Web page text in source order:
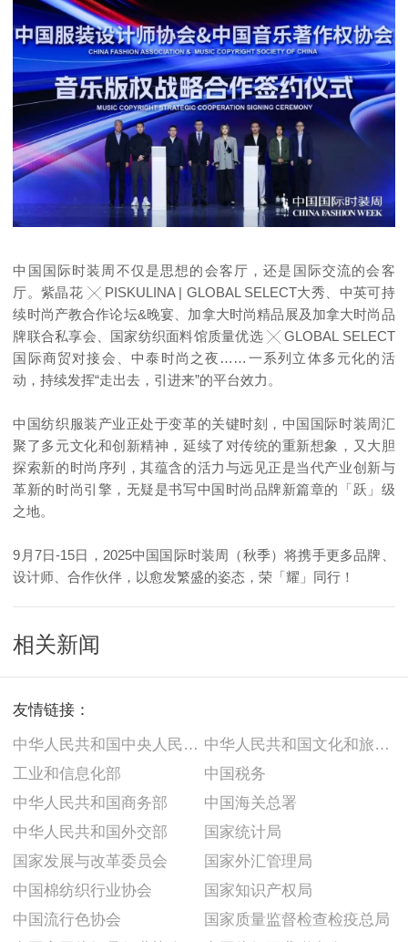
中国国际时装周不仅是思想的会客厅，还是国际交流的会客
厅。紫晶花 ╳ PISKULINA | GLOBAL SELECT大秀、中英可持
续时尚产教合作论坛&晚宴、加拿大时尚精品展及加拿大时尚品
牌联合私享会、国家纺织面料馆质量优选 ╳ GLOBAL SELECT
国际商贸对接会、中泰时尚之夜……一系列立体多元化的活
动，持续发挥“走出去，引进来”的平台效力。
中国纺织服装产业正处于变革的关键时刻，中国国际时装周汇
聚了多元文化和创新精神，延续了对传统的重新想象，又大胆
探索新的时尚序列，其蕴含的活力与远见正是当代产业创新与
革新的时尚引擎，无疑是书写中国时尚品牌新篇章的「跃」级
之地。
9月7日-15日，2025中国国际时装周（秋季）将携手更多品牌、
设计师、合作伙伴，以愈发繁盛的姿态，荣「耀」同行！
相关新闻
友情链接：
中华人民共和国中央人民政府
工业和信息化部
中华人民共和国商务部
中华人民共和国外交部
国家发展与改革委员会
中华人民共和国文化和旅游部
中国税务
中国海关总署
国家统计局
国家外汇管理局
中国棉纺织行业协会
中国流行色协会
国家知识产权局
国家质量监督检查检疫总局